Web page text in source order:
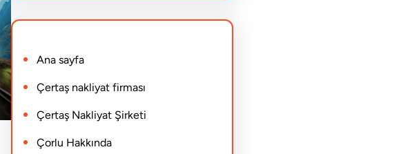
a
c
h
Ana sayfa
Çertaş nakliyat firması
Çertaş Nakliyat Şirketi
Çorlu Hakkında